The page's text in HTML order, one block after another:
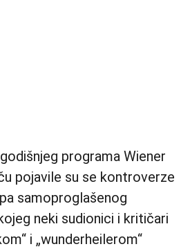
programa Wiener
pojavile su se kontroverze
samoproglašenog
neki sudionici i kritičari
i „wunderheilerom“